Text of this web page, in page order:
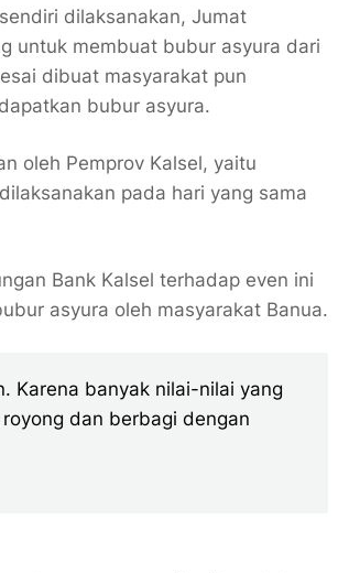
dilaksanakan, Jumat
untuk membuat bubur asyura dari
dibuat masyarakat pun
bubur asyura.
oleh Pemprov Kalsel, yaitu
pada hari yang sama
Bank Kalsel terhadap even ini
asyura oleh masyarakat Banua.
Karena banyak nilai-nilai yang
dan berbagi dengan